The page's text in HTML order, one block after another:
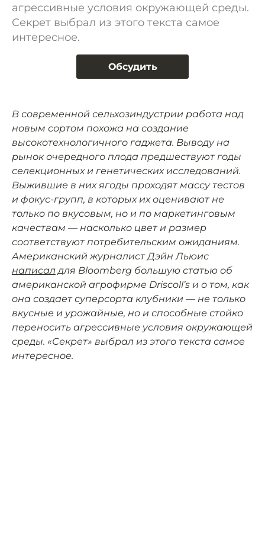
агрессивные условия окружающей среды.
Секрет выбрал из этого текста самое
интересное.
Обсудить
В современной сельхозиндустрии работа над
новым сортом похожа на создание
высокотехнологичного гаджета. Выводу на
рынок очередного плода предшествуют годы
селекционных и генетических исследований.
Выжившие в них ягоды проходят массу тестов
и фокус-групп, в которых их оценивают не
только по вкусовым, но и по маркетинговым
качествам — насколько цвет и размер
соответствуют потребительским ожиданиям.
Американский журналист Дэйн Льюис
написалдля Bloomberg большую статью об
американской агрофирме Driscoll’s и о том, как
она создает суперсорта клубники — не только
вкусные и урожайные, но и способные стойко
переносить агрессивные условия окружающей
среды. «Секрет» выбрал из этого текста самое
интересное.